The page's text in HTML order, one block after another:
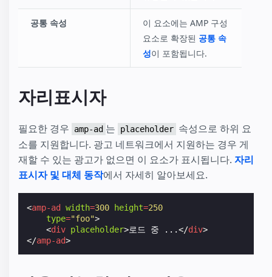
공통 속성
이 요소에는 AMP 구성
요소로 확장된 공통 속
성이 포함됩니다.
자리표시자
필요한 경우 amp-ad 는 placeholder 속성으로 하위 요
소를 지원합니다. 광고 네트워크에서 지원하는 경우 게
재할 수 있는 광고가 없으면 이 요소가 표시됩니다. 자리
표시자 및 대체 동작에서 자세히 알아보세요.
<amp-ad width=300 height=250
type="foo">
<div placeholder>로드 중 ...</div>
</amp-ad>